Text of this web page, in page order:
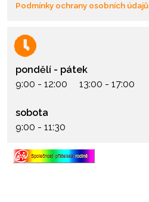
Podmínky ochrany osobních údajů
pondělí - pátek
9:00 - 12:00 13:00 - 17:00
sobota
9:00 - 11:30